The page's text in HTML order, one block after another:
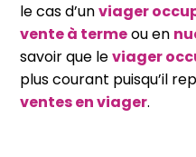
le cas d’unviager
vente à termeou en
savoir que leviager
plus courant puisqu’il
ventes en viager.